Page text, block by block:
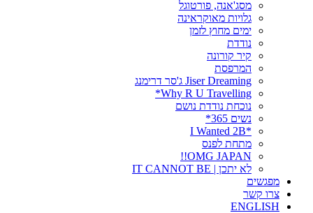
מסג'אנה, פורטוגל
גלויות מאוקראינה
ימים מחוץ לזמן
נודדת
קיר קורונה
המרפסת
Jiser Dreaming ג'סר דרימנג
Why R U Travelling*
נוכחת נודדת נושם
נשים 365*
*I Wanted 2B
מתחת לפנס
OMG JAPAN!!
לא יתכן | IT CANNOT BE
מפגשים
צרו קשר
ENGLISH